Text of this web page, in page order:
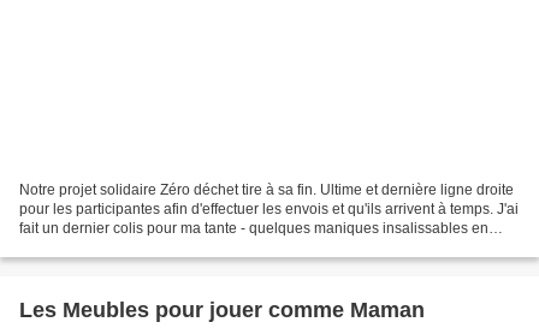
Notre projet solidaire Zéro déchet tire à sa fin. Ultime et dernière ligne droite
pour les participantes afin d'effectuer les envois et qu'ils arrivent à temps. J'ai
fait un dernier colis pour ma tante - quelques maniques insalissables en
Les Meubles pour jouer comme Maman